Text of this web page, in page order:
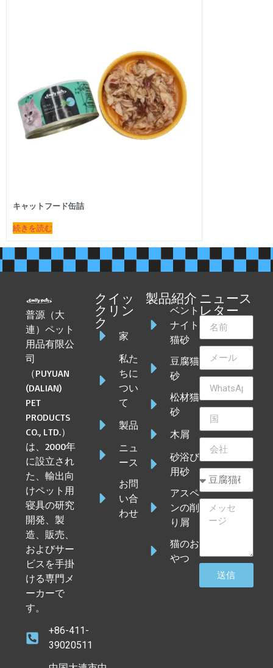
キャットフード缶詰
続きを読む
普源（大
連）ペット
用品有限公
司
（PUYUAN
(DALIAN)
PET
PRODUCTS
CO., LTD.）
は、2000年
に設立され
た、輸出向
けペット用
寝具の研究
開発、製
造、販売、
およびサー
ビスを手掛
ける専門メ
ーカーで
す。
+86-411-
39020511
クイッ
クリン
ク
家
私た
ちに
つい
て
製品
ニュ
ース
お問
い合
わせ
製品紹介
ベント
ナイト
猫砂
豆腐猫
砂
松材猫
砂
木屑
砂浴び
用砂
アスペ
ンの削
り屑
猫のお
やつ
ニュース
レター
送信